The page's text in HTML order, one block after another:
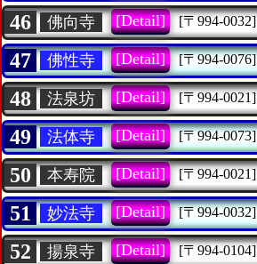
46 佛向寺 [Detail] [〒994-0032]
47 佛性寺 [Detail] [〒994-0076]
48 法泉坊 [Detail] [〒994-0021]
49 法体寺 [Detail] [〒994-0073]
50 本寿院 [Detail] [〒994-0021]
51 妙法寺 [Detail] [〒994-0032]
52 揚泉寺 [Detail] [〒994-0104]